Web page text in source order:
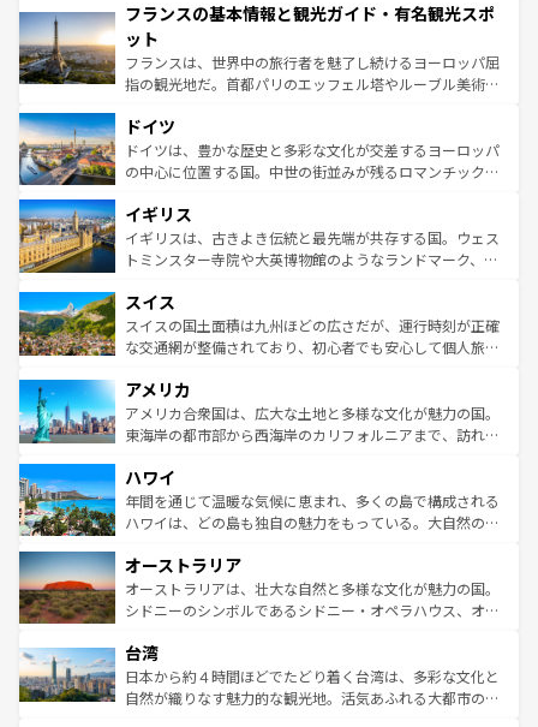
ませてくれるイタリアで、忘れられない旅をしてみよう！
なお、新着のイタリア情報は
しい。
文化が根付くこの国では、情熱的なフラメンコ、熱気あふ
れる闘牛、そして美味しいタパスが生活の一部となってい
る。首都マドリードの洗練された雰囲気や、バルセロナの
アートに溢れた街角から、地方では古代ローマ遺跡や中世
せる。地方によって風土や気候が異なるスペインはその個
性で訪れる人を魅了する。 なお、新着のスペイン情報は コ
ンテンツ一覧を参照してほしい。
フランスの基本情報と観光ガイド・有名観光スポ
ット
フランスは、世界中の旅行者を魅了し続けるヨーロッパ屈
指の観光地だ。首都パリのエッフェル塔やルーブル美術館
で、幅広い魅力が詰まっている。華麗な宮殿、歴史的な大
聖堂、美しいビーチ、そして豊かな自然が、訪れる者を心
から魅了する。また、フランスは美食の国としても知ら
いる。シャンパンの発祥地であるランス、プロヴァンスの
香り高いラベンダー畑など、多彩な楽しみ方が可能だ。さ
らに、パリ以外の地域にも魅力が溢れており、どの街角に
れる地方に足を運ぶとそれぞれで全く異なる文化を体験で
きるだろう。 なお、新着のフランス情報はコンテンツ一覧
を参照してほしい。
ドイツ
ドイツは、豊かな歴史と多彩な文化が交差するヨーロッパ
の中心に位置する国。中世の街並みが残るロマンチック街
顔を持つこの国は、どこを歩いても飽きることがない。ベ
ルリンの文化的活気、バイエルン州のアルプスの絶景、そ
してライン川沿いのワイン畑といった風景は必見。ビール
は、お酒好きな人にはぜひ体験してほしい。 なお、新着の
ドイツ情報はコンテンツ一覧を参照してほしい。
イギリス
イギリスは、古きよき伝統と最先端が共存する国。ウェス
トミンスター寺院や大英博物館のようなランドマーク、歴
リアごとに異なる魅力がある。また、優雅なアフタヌーン
ティー、ビール好きにはたまらない英国パブ、サッカー観
戦など、本場だからこそできる体験も豊富。イギリスを旅
ンツ一覧を参照してほしい。
スイス
スイスの国土面積は九州ほどの広さだが、運行時刻が正確
な交通網が整備されており、初心者でも安心して個人旅行
の建物がそのまま残る町や、スイスならではのユニークな
博物館もあり、アルプス観光だけでなく町歩きも満喫する
ことができる。国民の所得が高いため物価も高いが、旅行
ば市内交通費無料で観光を楽しむこともできる。 なお、新
着のスイス情報はコンテンツ一覧 を参照してほしい。
アメリカ
アメリカ合衆国は、広大な土地と多様な文化が魅力の国。
東海岸の都市部から西海岸のカリフォルニアまで、訪れる
のような巨大都市は、観光、ショッピング、エンターテイ
ンメントが詰まった刺激的なスポットだ。一方、アメリカ
西部には大自然が広がり、グランドキャニオンやイエロー
部のニューオーリンズでは、音楽と美食が融合した独特の
文化が魅力。旅行者はアメリカの各地域で異なる魅力を楽
しみながら、その多様性と豊かな歴史を感じることができ
ならではの贅沢な旅のスタイルだ。 なお、新着のアメリカ
情報はコンテンツ一覧を参照してほしい。
ハワイ
年間を通じて温暖な気候に恵まれ、多くの島で構成される
ハワイは、どの島も独自の魅力をもっている。大自然の神
ワイ島は見逃せない。また、定番の観光地といえばオアフ
島だが、静かな自然を求めるならマウイ島やカウアイ島が
おすすめ。エメラルドグリーンに輝く海をはじめ、豊かな
れるおもてなしの心で訪れる人々を迎えてくれるハワイの
人々、おいしいローカルフードやハワイアンミュージッ
ク、伝統的なフラダンスなど、すべてがハワイの魅力を彩
オーストラリア
オーストラリアは、壮大な自然と多様な文化が魅力の国。
シドニーのシンボルであるシドニー・オペラハウス、オー
リアリーフや大陸中央部にそびえるウルル（エアーズロッ
ク）、タスマニアの美しい原生林やケアンズの熱帯雨林な
ど、見どころがたくさん。また、カフェやワイン、オージ
台湾
日本から約４時間ほどでたどり着く台湾は、多彩な文化と
自然が織りなす魅力的な観光地。活気あふれる大都市の台